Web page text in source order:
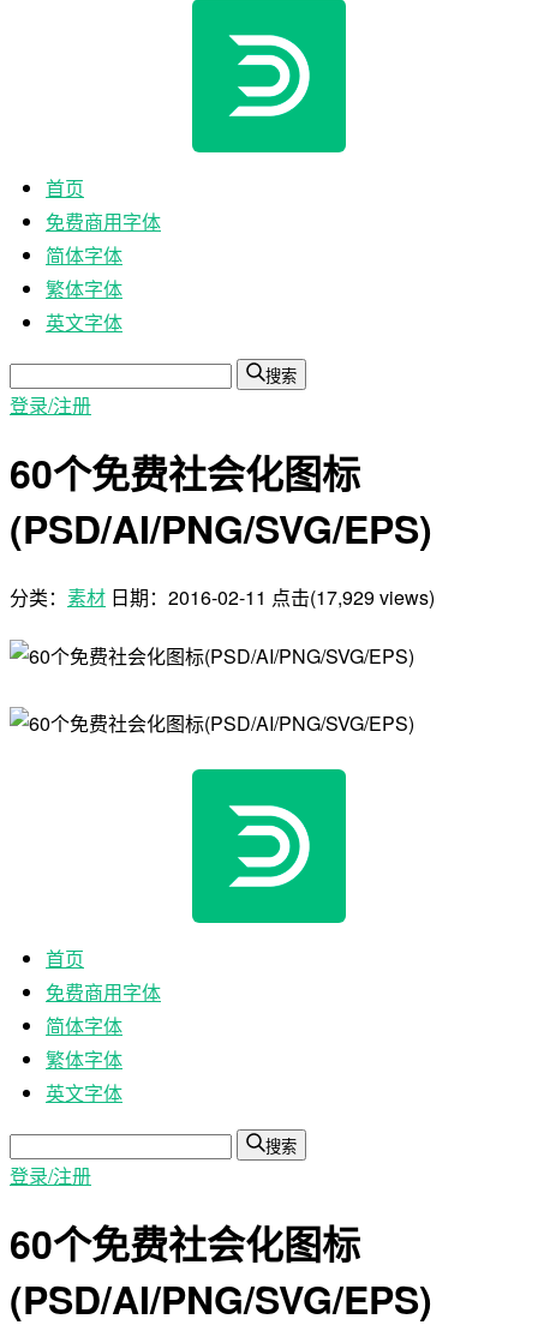
首页
免费商用字体
简体字体
繁体字体
英文字体
搜索
登录/注册
60个免费社会化图标
(PSD/AI/PNG/SVG/EPS)
分类： 素材 日期： 2016-02-11 点击(17,929 views)
首页
免费商用字体
简体字体
繁体字体
英文字体
搜索
登录/注册
60个免费社会化图标
(PSD/AI/PNG/SVG/EPS)